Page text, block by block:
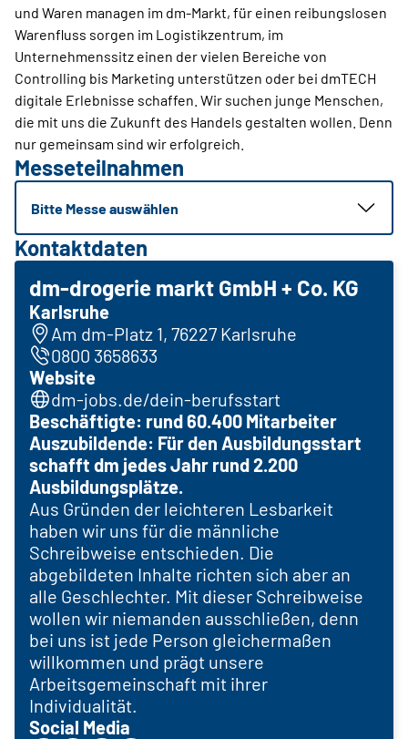
und Waren managen im dm-Markt, für einen reibungslosen
Warenfluss sorgen im Logistikzentrum, im
Unternehmenssitz einen der vielen Bereiche von
Controlling bis Marketing unterstützen oder bei dmTECH
digitale Erlebnisse schaffen. Wir suchen junge Menschen,
die mit uns die Zukunft des Handels gestalten wollen. Denn
nur gemeinsam sind wir erfolgreich.
Messeteilnahmen
Bitte Messe auswählen
Kontaktdaten
dm-drogerie markt GmbH + Co. KG
Karlsruhe
Am dm-Platz 1, 76227 Karlsruhe
0800 3658633
Website
dm-jobs.de/dein-berufsstart
Beschäftigte: rund 60.400 Mitarbeiter
Auszubildende: Für den Ausbildungsstart
schafft dm jedes Jahr rund 2.200
Ausbildungsplätze.
Aus Gründen der leichteren Lesbarkeit
haben wir uns für die männliche
Schreibweise entschieden. Die
abgebildeten Inhalte richten sich aber an
alle Geschlechter. Mit dieser Schreibweise
wollen wir niemanden ausschließen, denn
bei uns ist jede Person gleichermaßen
willkommen und prägt unsere
Arbeitsgemeinschaft mit ihrer
Individualität.
Social Media